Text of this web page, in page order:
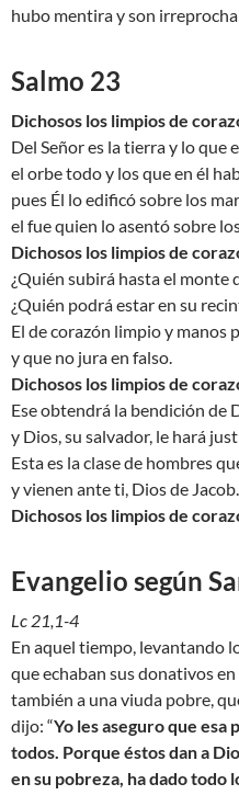
hubo mentira y son
Salmo 23
Dichosos los limpios de
Del Señor es la tierra y lo que
el orbe todo y los que en él
pues Él lo edificó sobre los
el fue quien lo asentó sobre
Dichosos los limpios de
¿Quién subirá hasta el monte
¿Quién podrá estar en su
El de corazón limpio y manos
y que no jura en falso.
Dichosos los limpios de
Ese obtendrá la bendición de
y Dios, su salvador, le hará
Esta es la clase de hombres
y vienen ante ti, Dios de Jacob.
Dichosos los limpios de
Evangelio según
Lc 21,1-4
En aquel tiempo, levantando
que echaban sus donativos
también a una viuda pobre,
dijo: “Yo les aseguro que esa
todos. Porque éstos dan a
en su pobreza, ha dado todo